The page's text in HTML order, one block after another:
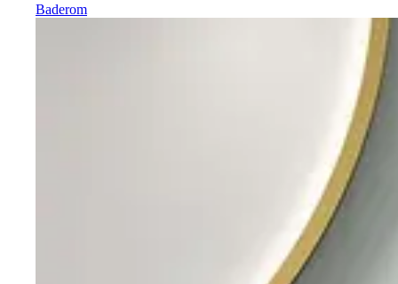
Baderom